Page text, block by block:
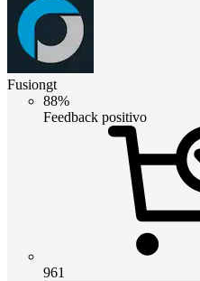
Fusiongt
88%
Feedback positivo
961